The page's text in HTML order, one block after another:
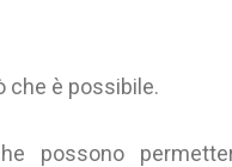
che è possibile.
possono